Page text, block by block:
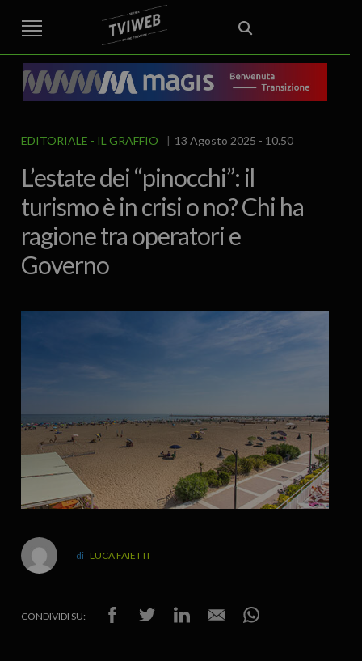
STREET TG CRONACA VENETO
VICENZA E PROVINCIA
AREA BERICA
ECONOMIA ATTUALITA’ POLITICA
EDITORIALE ITALIA E MONDO CURIOSITÀ – LIFESTYLE
CULTURA ARTE
SPORT
IL GRAFFIO FOOD & DRINK
EDITORIALE IL GRAFFIO 13 Agosto 2025 - 10.50
L’estate dei “pinocchi”: il
turismo è in crisi o no? Chi ha
ragione tra operatori e
Governo
LUCA FAIETTI
CONDIVIDI SU: